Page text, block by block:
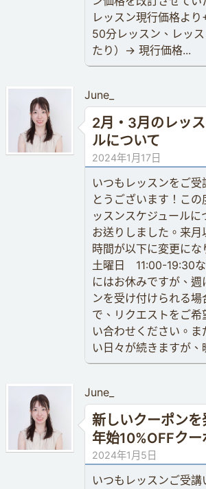
レッスン現行価格よ
50分レッスン、レッ
たり）→ 現行価格...
June_
2月・3月のレッ
ルについて
2024年1月17日
いつもレッスンをご
とうございます！こ
ッスンスケジュールに
お送りしました。来
時間が以下に変更に
土曜日 11:00-19:30
にはお休みですが、週
ンを受け付けられる
で、リクエストをご希
い合わせください。
い日々が続きますが、
June_
新しいクーポン
年始10%OFFクー
2024年1月5日
いつもレッスンご受講